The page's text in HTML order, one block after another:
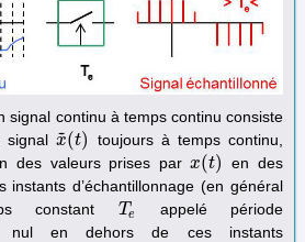
signal continu à temps continu consiste
signalx
˜(t)
x~(t)
toujours à temps continu,
des valeurs prises parx(t)
x(t)
en des
instants d’échantillonnage (en général
constant Te
Te
appelé période
nul en dehors de ces instants